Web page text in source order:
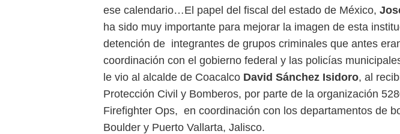
ese calendario…El papel del fiscal del estado de México,
ha sido muy importante para mejorar la imagen de esta
detención de integrantes de grupos criminales que antes
coordinación con el gobierno federal y las policías
le vio al alcalde de Coacalco David Sánchez Isidoro, al
Protección Civil y Bomberos, por parte de la organización
Firefighter Ops, en coordinación con los departamentos de
Boulder y Puerto Vallarta, Jalisco.